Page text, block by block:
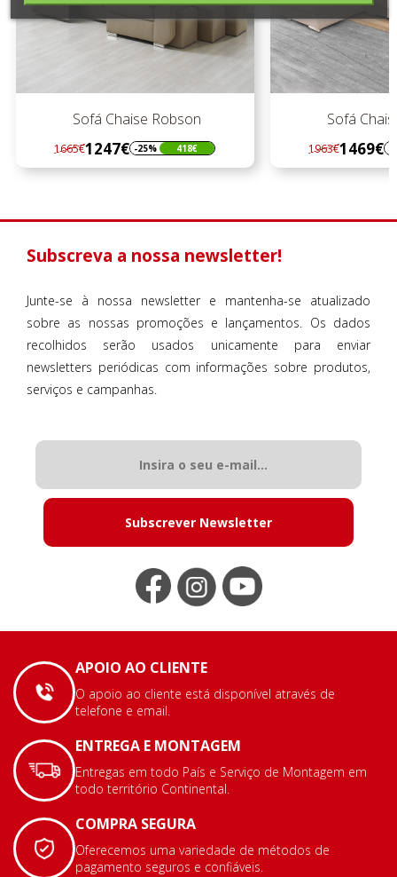
Sofá Chaise Robson
Regular
preço
1665€1247€
Preço -25% 418€
Sofá
Regular
preço
1963€1469€
Preço -
Subscreva a nossa newsletter!
Junte-se à nossa newsletter e mantenha-se atualizado
sobre as nossas promoções e lançamentos. Os dados
recolhidos serão usados unicamente para enviar
newsletters periódicas com informações sobre produtos,
serviços e campanhas.
Subscrever Newsletter
APOIO AO CLIENTE
O apoio ao cliente está disponível através de
telefone e email.
ENTREGA E MONTAGEM
Entregas em todo País e Serviço de Montagem em
todo território Continental.
COMPRA SEGURA
Oferecemos uma variedade de métodos de
pagamento seguros e confiáveis.